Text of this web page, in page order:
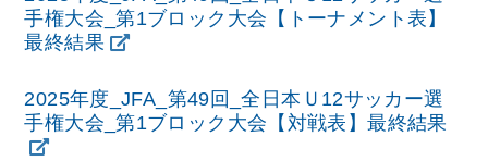
手権大会_第1ブロック大会【トーナメント表】
最終結果
2025年度_JFA_第49回_全日本Ｕ12サッカー選
手権大会_第1ブロック大会【対戦表】最終結果